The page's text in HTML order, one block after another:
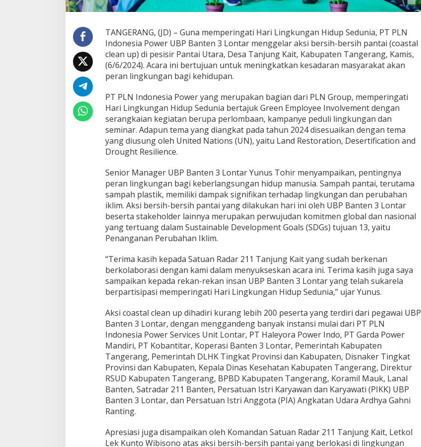
d
o
e
s
i
a
P
o
e
U
B
P
B
a
e
n
3
L
n
t
a
G
l
a
r
o
a
s
t
a
l
C
l
e
a
n
U
TANGERANG, (JD) – Guna memperingati Hari Lingkungan Hidup Sedunia, PT PLN
Indonesia Power UBP Banten 3 Lontar menggelar aksi bersih-bersih pantai (coastal
clean up) di pesisir Pantai Utara, Desa Tanjung Kait, Kabupaten Tangerang, Kamis,
(6/6/2024). Acara ini bertujuan untuk meningkatkan kesadaran masyarakat akan
peran lingkungan bagi kehidupan.
PT PLN Indonesia Power yang merupakan bagian dari PLN Group, memperingati
Hari Lingkungan Hidup Sedunia bertajuk Green Employee Involvement dengan
serangkaian kegiatan berupa perlombaan, kampanye peduli lingkungan dan
seminar. Adapun tema yang diangkat pada tahun 2024 disesuaikan dengan tema
yang diusung oleh United Nations (UN), yaitu Land Restoration, Desertification and
Drought Resilience.
Senior Manager UBP Banten 3 Lontar Yunus Tohir menyampaikan, pentingnya
peran lingkungan bagi keberlangsungan hidup manusia. Sampah pantai, terutama
sampah plastik, memiliki dampak signifikan terhadap lingkungan dan perubahan
iklim. Aksi bersih-bersih pantai yang dilakukan hari ini oleh UBP Banten 3 Lontar
beserta stakeholder lainnya merupakan perwujudan komitmen global dan nasional
yang tertuang dalam Sustainable Development Goals (SDGs) tujuan 13, yaitu
Penanganan Perubahan Iklim.
“Terima kasih kepada Satuan Radar 211 Tanjung Kait yang sudah berkenan
berkolaborasi dengan kami dalam menyukseskan acara ini. Terima kasih juga saya
sampaikan kepada rekan-rekan insan UBP Banten 3 Lontar yang telah sukarela
berpartisipasi memperingati Hari Lingkungan Hidup Sedunia,” ujar Yunus.
Aksi coastal clean up dihadiri kurang lebih 200 peserta yang terdiri dari pegawai UBP
Banten 3 Lontar, dengan menggandeng banyak instansi mulai dari PT PLN
Indonesia Power Services Unit Lontar, PT Haleyora Power Indo, PT Garda Power
Mandiri, PT Kobantitar, Koperasi Banten 3 Lontar, Pemerintah Kabupaten
Tangerang, Pemerintah DLHK Tingkat Provinsi dan Kabupaten, Disnaker Tingkat
Provinsi dan Kabupaten, Kepala Dinas Kesehatan Kabupaten Tangerang, Direktur
RSUD Kabupaten Tangerang, BPBD Kabupaten Tangerang, Koramil Mauk, Lanal
Banten, Satradar 211 Banten, Persatuan Istri Karyawan dan Karyawati (PIKK) UBP
Banten 3 Lontar, dan Persatuan Istri Anggota (PIA) Angkatan Udara Ardhya Gahni
Ranting.
Apresiasi juga disampaikan oleh Komandan Satuan Radar 211 Tanjung Kait, Letkol
Lek Kunto Wibisono atas aksi bersih-bersih pantai yang berlokasi di lingkungan